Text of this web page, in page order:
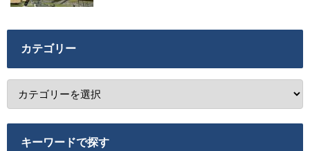
カテゴリー
キーワードで探す